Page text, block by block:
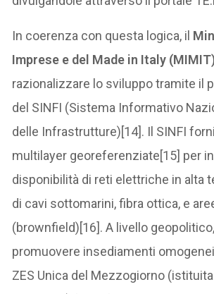
In coerenza con questa logica, il
Imprese e del Made in Italy
razionalizzare lo sviluppo tramite il
del SINFI (Sistema Informativo
delle Infrastrutture)[14]. Il SINFI
multilayer georeferenziate[15] per
disponibilità di reti elettriche in alta
di cavi sottomarini, fibra ottica, e
(brownfield)[16]. A livello
promuovere insediamenti
ZES Unica del Mezzogiorno (istituita